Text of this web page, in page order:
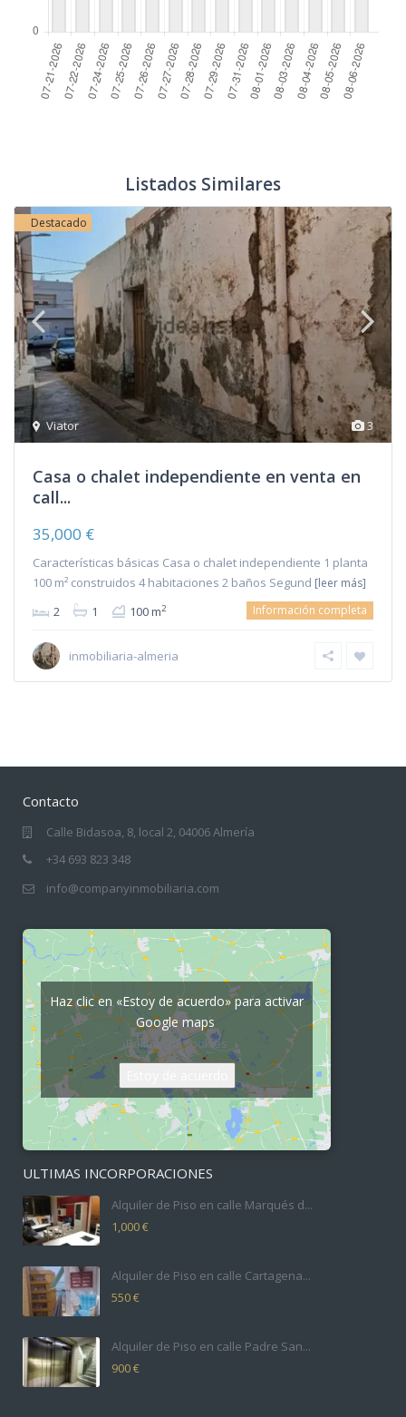
Listados Similares
3
Viator
Destacado
Casa o chalet independiente en venta en
call...
35,000 €
Características básicas Casa o chalet independiente 1 planta
100 m² construidos 4 habitaciones 2 baños Segund [leer más]
2 1 100 m2 Información completa
inmobiliaria-almeria
Contacto
Calle Bidasoa, 8, local 2, 04006 Almería
+34 693 823 348
info@companyinmobiliaria.com
Haz clic en «Estoy de acuerdo» para activar
Google maps
Política de cookies
ULTIMAS INCORPORACIONES
Alquiler de Piso en calle Marqués d...
1,000 €
Alquiler de Piso en calle Cartagena...
550 €
Alquiler de Piso en calle Padre San...
900 €